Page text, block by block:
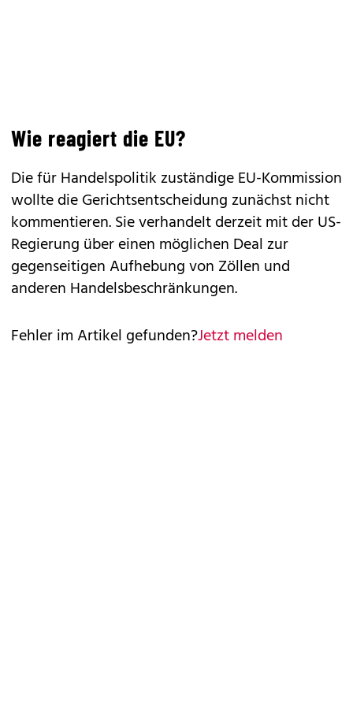
Wie reagiert die EU?
Die für Handelspolitik zuständige EU-Kommission
wollte die Gerichtsentscheidung zunächst nicht
kommentieren. Sie verhandelt derzeit mit der US-
Regierung über einen möglichen Deal zur
gegenseitigen Aufhebung von Zöllen und
anderen Handelsbeschränkungen.
Fehler im Artikel gefunden?Jetzt melden